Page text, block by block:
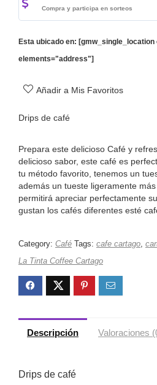
Compra y participa en sorteos
Esta ubicado en:
elements="address"]
Añadir a Mis Favoritos
Drips de café
Prepara este delicioso Café y
delicioso sabor, este café es
tu método favorito, tenemos un
además un tueste ligeramente
permitirá apreciar perfectamente
gustan los cafés diferentes esté
Category: Café Tags: cafe cartago,
La Tinta Coffee Cartago
Descripción Valoraciones
Drips de café